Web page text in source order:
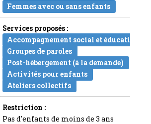
Femmes avec ou sans enfants
Services proposés :
Accompagnement social et éducatif
Groupes de paroles
Post-hébergement (à la demande)
Activités pour enfants
Ateliers collectifs
Restriction :
Pas d'enfants de moins de 3 ans